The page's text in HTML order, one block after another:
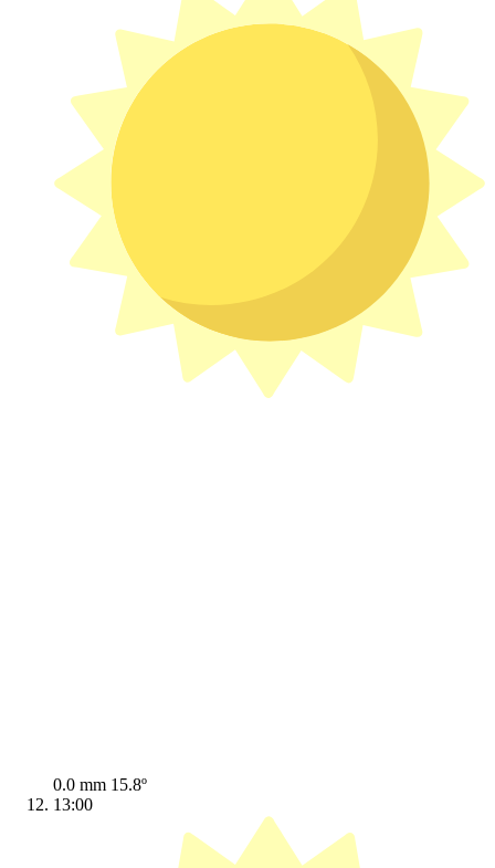
0.0 mm 15.8º
13:00